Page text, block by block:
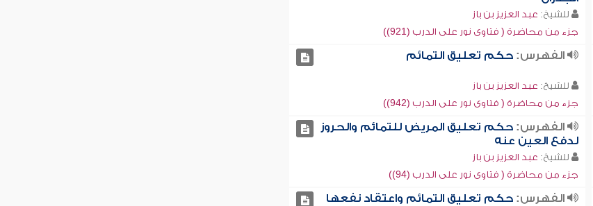
للشيخ: عبد العزيز بن باز
جزء من محاضرة ( فتاوى نور على الدرب (921))
الفهرس: حكم تعليق التمائم
للشيخ: عبد العزيز بن باز
جزء من محاضرة ( فتاوى نور على الدرب (942))
الفهرس: حكم تعليق المريض للتمائم والحروز
لدفع العين عنه
للشيخ: عبد العزيز بن باز
جزء من محاضرة ( فتاوى نور على الدرب (94))
الفهرس: حكم تعليق التمائم واعتقاد نفعها